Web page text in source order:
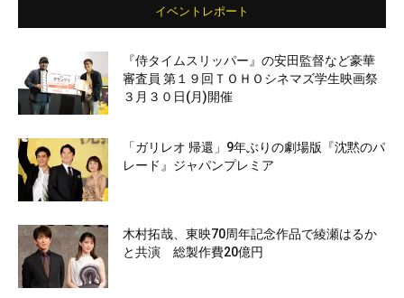
イベントレポート
『侍タイムスリッパー』の安田監督など豪華
審査員 第１９回ＴＯＨＯシネマズ学生映画祭
３月３０日(月)開催
「ガリレオ 帰還」9年ぶりの劇場版『沈黙のパ
レード』ジャパンプレミア
木村拓哉、東映70周年記念作品で綾瀬はるか
と共演 総製作費20億円